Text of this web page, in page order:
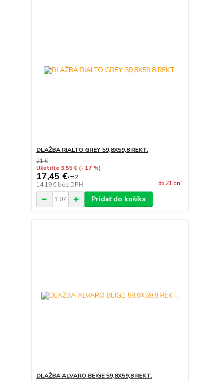
DLAŽBA RIALTO GREY 59,8X59,8 REKT.
21 €
Ušetríte 3,55 € (- 17 %)
17,45 €/m2
14,19 € bez DPH do 21 dní
Pridať do košíka
DLAŽBA ALVARO BEIGE 59,8X59,8 REKT.